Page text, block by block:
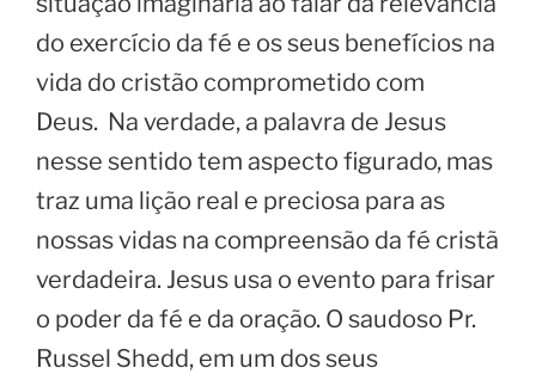
do exercício da fé e os seus benefícios na
vida do cristão comprometido com
Deus. Na verdade, a palavra de Jesus
nesse sentido tem aspecto figurado, mas
traz uma lição real e preciosa para as
nossas vidas na compreensão da fé cristã
verdadeira. Jesus usa o evento para frisar
o poder da fé e da oração. O saudoso Pr.
Russel Shedd, em um dos seus